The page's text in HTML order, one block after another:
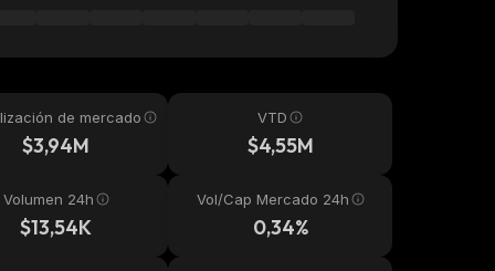
de mercado
$3,94M
VTD
$4,55M
Volumen 24h
$13,54K
Vol/Cap Mercado 24h
0,34%